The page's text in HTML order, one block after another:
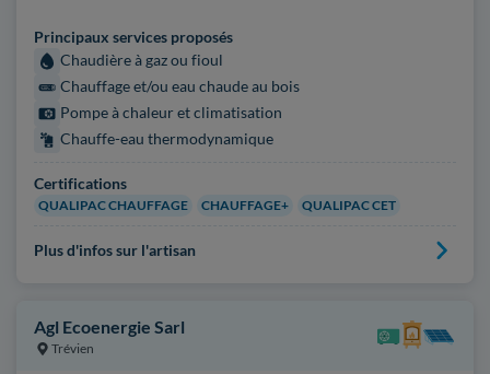
Principaux services proposés
Chaudière à gaz ou fioul
Chauffage et/ou eau chaude au bois
Pompe à chaleur et climatisation
Chauffe-eau thermodynamique
Certifications
QUALIPAC CHAUFFAGE CHAUFFAGE+ QUALIPAC CET
Plus d'infos sur l'artisan
Agl Ecoenergie Sarl
Trévien